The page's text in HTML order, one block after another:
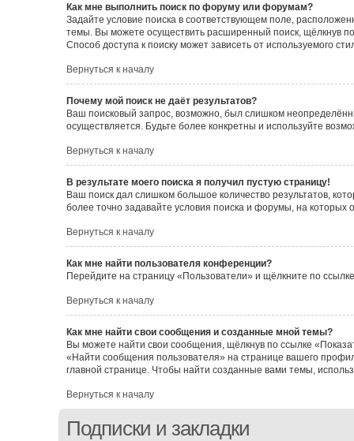
Как мне выполнить поиск по форуму или форумам?
Задайте условие поиска в соответствующем поле,
темы. Вы можете осуществить расширенный поиск, щёлкнув
Способ доступа к поиску может зависеть от используемого
Вернуться к началу
Почему мой поиск не даёт результатов?
Ваш поисковый запрос, возможно, был слишком
осуществляется. Будьте более конкретны и используйте
Вернуться к началу
В результате моего поиска я получил пустую страницу!
Ваш поиск дал слишком большое количество результатов,
более точно задавайте условия поиска и форумы, на которых
Вернуться к началу
Как мне найти пользователя конференции?
Перейдите на страницу «Пользователи» и щёлкните по
Вернуться к началу
Как мне найти свои сообщения и созданные мной темы?
Вы можете найти свои сообщения, щёлкнув по ссылке
«Найти сообщения пользователя» на странице вашего
главной странице. Чтобы найти созданные вами темы,
Вернуться к началу
Подписки и закладки